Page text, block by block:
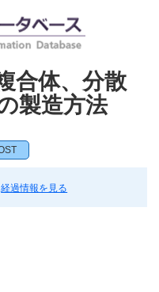
合体、分散
製造方法
経過情報を見る